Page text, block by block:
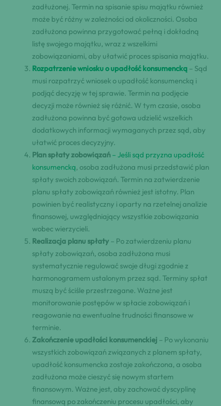
zadłużonej. Termin na spisanie spisu majątku również
może być różny w zależności od okoliczności. Osoba
zadłużona powinna przygotować pełną i dokładną
listę swojego majątku, wraz z wszelkimi
zobowiązaniami, aby ułatwić proces spisania majątku.
Rozpatrzenie wniosku o upadłość konsumencką – Sąd
musi rozpatrzyć wniosek o upadłość konsumencką i
podjąć decyzję w tej sprawie. Termin na podjęcie
decyzji może również się różnić. W tym czasie, osoba
zadłużona powinna być gotowa udzielić wszelkich
dodatkowych informacji wymaganych przez sąd, aby
ułatwić proces decyzyjny.
Plan spłaty zobowiązań – Jeśli sąd przyzna upadłość
konsumencką, osoba zadłużona musi przedstawić plan
spłaty swoich zobowiązań. Termin na zatwierdzenie
planu spłaty zobowiązań również jest istotny. Plan
powinien być realistyczny i oparty na rzetelnej analizie
finansowej, uwzględniający wszystkie zobowiązania
wobec wierzycieli.
Realizacja planu spłaty – Po zatwierdzeniu planu
spłaty zobowiązań, osoba zadłużona musi
systematycznie regulować swoje długi zgodnie z
harmonogramem ustalonym przez sąd. Terminy spłat
muszą być ściśle przestrzegane. Ważne jest
monitorowanie postępów w spłacie zobowiązań i
reagowanie na ewentualne trudności finansowe w
terminie.
Zakończenie upadłości konsumenckiej – Po wykonaniu
wszystkich zobowiązań związanych z planem spłaty,
upadłość konsumencka zostaje zakończona, a osoba
zadłużona może cieszyć się nowym startem
finansowym. Ważne jest, aby zachować dyscyplinę
finansową po zakończeniu procesu upadłości, aby